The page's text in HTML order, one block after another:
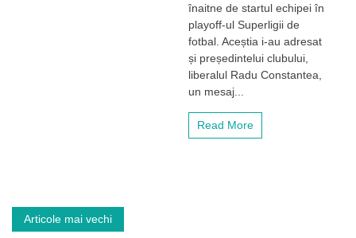
de
startul
play-
off-
ului!
înaitne de startul echipei în
playoff-ul Superligii de
fotbal. Aceștia i-au adresat
și președintelui clubului,
liberalul Radu Constantea,
un mesaj...
Read More
Navigare
Articole mai vechi